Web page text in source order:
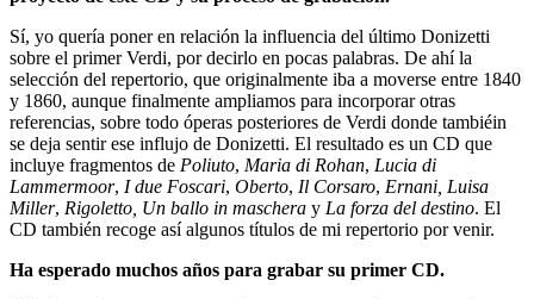
Sí, yo quería poner en relación la influencia del último Donizetti
sobre el primer Verdi, por decirlo en pocas palabras. De ahí la
selección del repertorio, que originalmente iba a moverse entre 1840
y 1860, aunque finalmente ampliamos para incorporar otras
referencias, sobre todo óperas posteriores de Verdi donde tambiéin
se deja sentir ese influjo de Donizetti. El resultado es un CD que
incluye fragmentos de Poliuto, Maria di Rohan, Lucia di
Lammermoor, I due Foscari, Oberto, Il Corsaro, Ernani, Luisa
Miller, Rigoletto, Un ballo in maschera y La forza del destino. El
CD también recoge así algunos títulos de mi repertorio por venir.
Ha esperado muchos años para grabar su primer CD.